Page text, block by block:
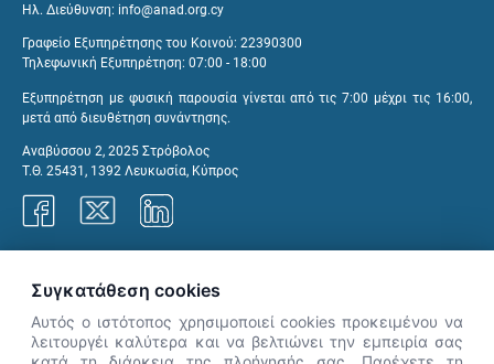
Ηλ. Διεύθυνση: info@anad.org.cy
Γραφείο Εξυπηρέτησης του Κοινού: 22390300
Τηλεφωνική Εξυπηρέτηση: 07:00 - 18:00
Εξυπηρέτηση με φυσική παρουσία γίνεται από τις 7:00 μέχρι τις 16:00,
μετά από διευθέτηση συνάντησης.
Αναβύσσου 2, 2025 Στρόβολος
Τ.Θ. 25431, 1392 Λευκωσία, Κύπρος
Συγκατάθεση cookies
Αυτός ο ιστότοπος χρησιμοποιεί cookies προκειμένου να
λειτουργέι καλύτερα και να βελτιώνει την εμπειρία σας